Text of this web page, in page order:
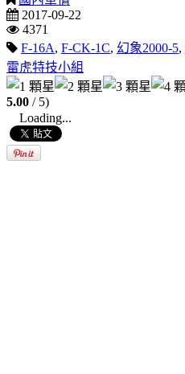
2017-09-22
4371
F-16A, F-CK-1C, 幻象2000-5,
雷虎特技小組
5.00 / 5)
Loading...